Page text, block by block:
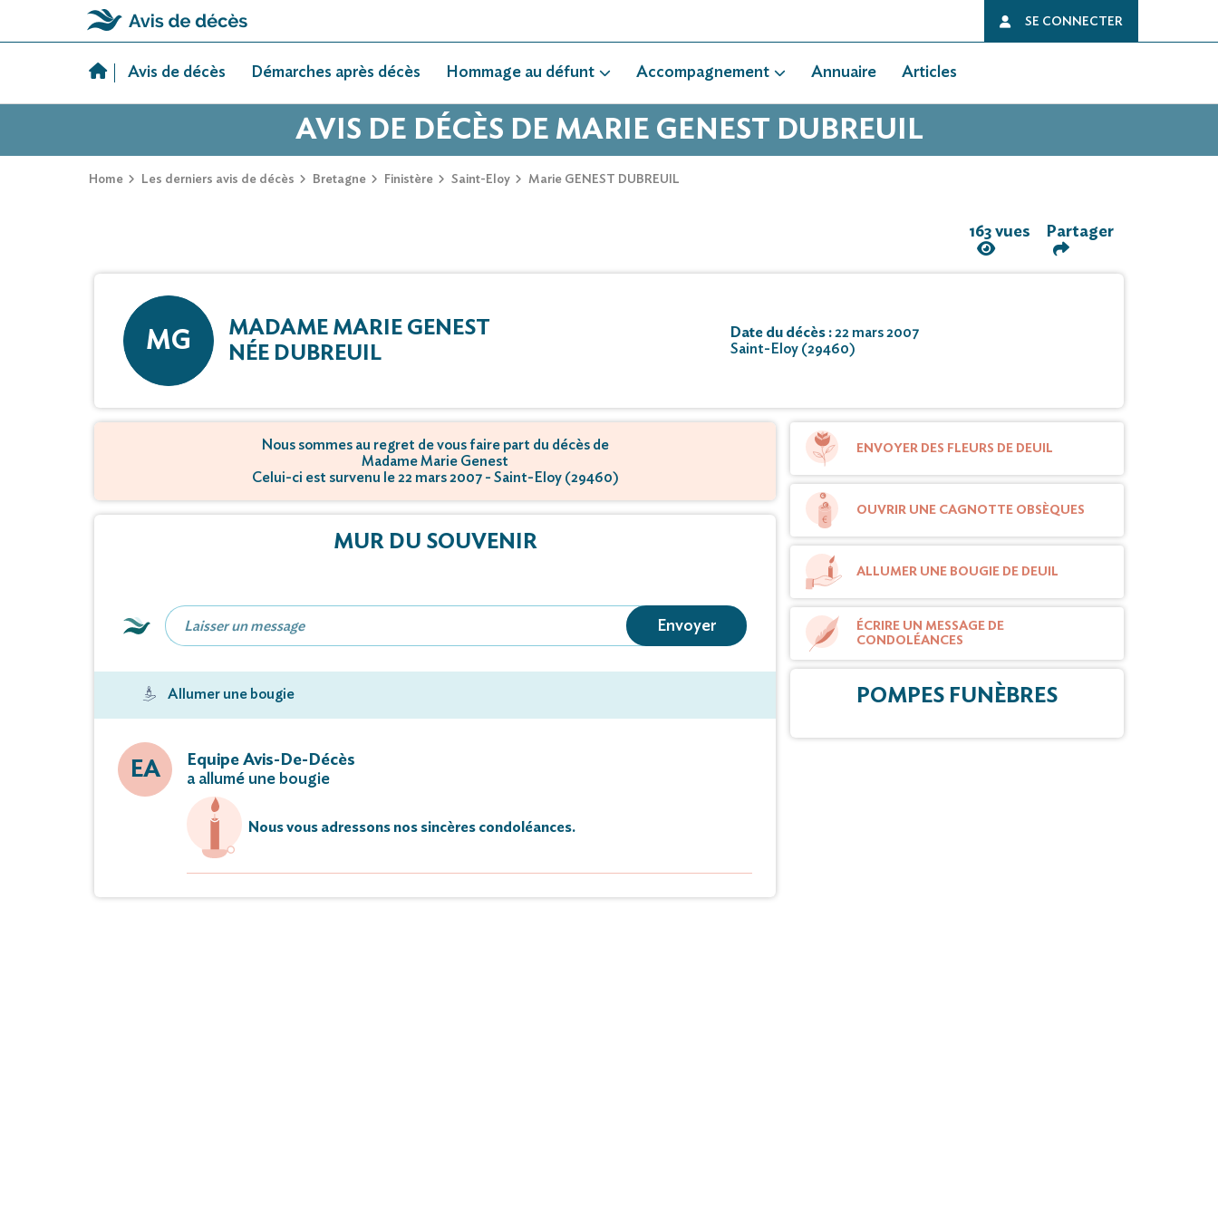
SE CONNECTER
Avis de décès Démarches après décès Hommage au défunt Accompagnement Annuaire Articles
AVIS DE DÉCÈS DE MARIE GENEST DUBREUIL
Home Les derniers avis de décès Bretagne Finistère Saint-Eloy Marie GENEST DUBREUIL
163 vues Partager
MG
MADAME MARIE GENEST
NÉE DUBREUIL
Date du décès :22 mars 2007
Saint-Eloy (29460)
Nous sommes au regret de vous faire part du décès de
Madame Marie Genest
Celui-ci est survenu le 22 mars 2007 - Saint-Eloy (29460)
MUR DU SOUVENIR
Envoyer
Allumer une bougie
EA
Equipe Avis-De-Décès
a allumé une bougie
Nous vous adressons nos sincères condoléances.
ENVOYER DES FLEURS DE DEUIL
OUVRIR UNE CAGNOTTE OBSÈQUES
ALLUMER UNE BOUGIE DE DEUIL
ÉCRIRE UN MESSAGE DE
CONDOLÉANCES
POMPES FUNÈBRES